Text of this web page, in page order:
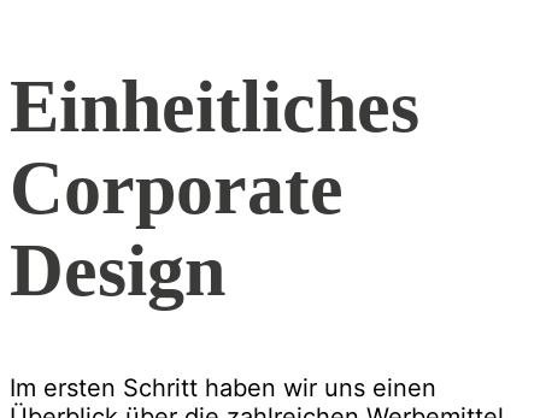
Einheitliches
Corporate
Design
Im ersten Schritt haben wir uns einen